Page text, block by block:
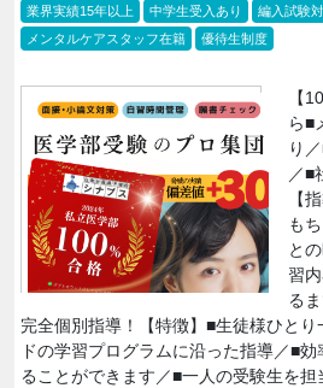
業界実績15年以上
中学生受入あり
編入試験
メンタルケアスタッフ在籍
優待生制度
【
ら■
り
／■
【
も
と
習
る
完全個別指導！【特徴】■生徒様ひと
ドの学習プログラムに沿った指導／■
ることができます／■一人の受験生を